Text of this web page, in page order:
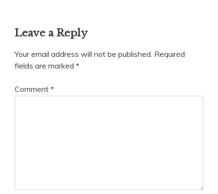
Leave a Reply
Your email address will not be published. Required
fields are marked *
Comment *